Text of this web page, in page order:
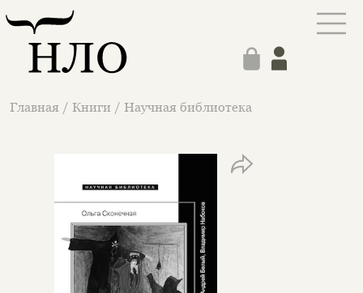
Главная / Книги / Научная библиотека